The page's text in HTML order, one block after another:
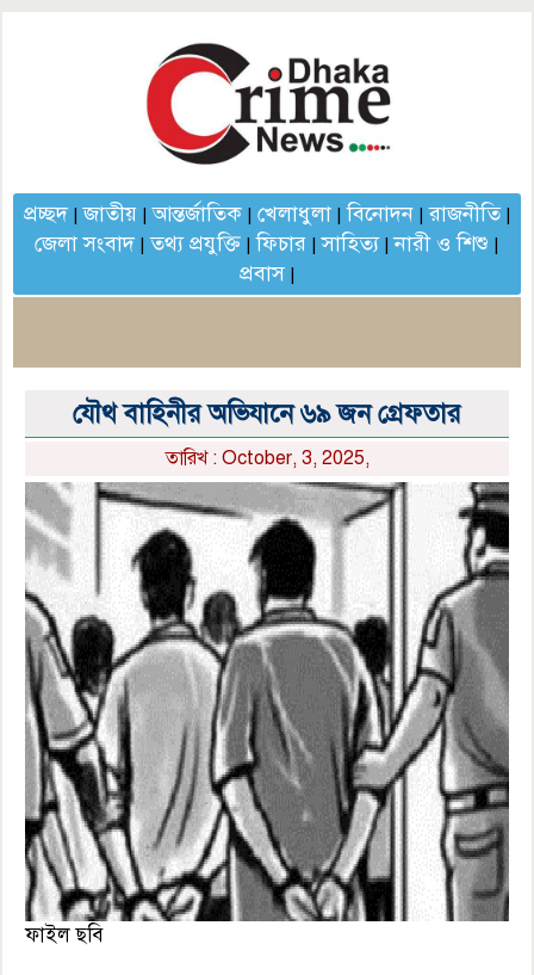
প্রচ্ছদ|জাতীয়|আন্তর্জাতিক| খেলাধুলা|বিনোদন|রাজনীতি|
জেলা সংবাদ|তথ্য প্রযুক্তি |ফিচার |সাহিত্য|নারী ও শিশু |
প্রবাস|
যৌথ বাহিনীর অভিযানে ৬৯ জন গ্রেফতার
তারিখ : October, 3, 2025,
ফাইল ছবি